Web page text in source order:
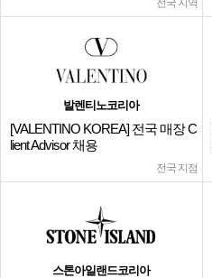
전국 지역
발렌티노코리아
[VALENTINO KOREA] 전국 매장 C
lient Advisor 채용
전국 지점
스톤아일랜드코리아